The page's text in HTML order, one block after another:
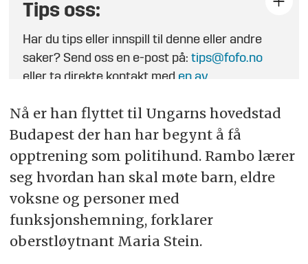
Tips oss:
Har du tips eller innspill til denne eller andre
saker? Send oss en e-post på:tips@fofo.no
eller ta direkte kontakt med en av
Nå er han flyttet til Ungarns hovedstad
Budapest der han har begynt å få
opptrening som politihund. Rambo lærer
seg hvordan han skal møte barn, eldre
voksne og personer med
funksjonshemning, forklarer
oberstløytnant Maria Stein.